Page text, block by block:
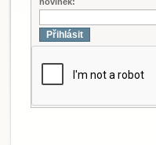
Přihlásit